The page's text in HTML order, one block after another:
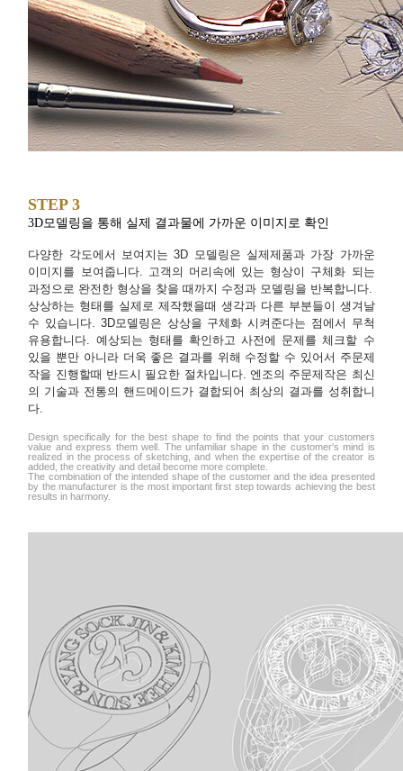
STEP 3
3D모델링을 통해 실제 결과물에 가까운 이미지로 확인
다양한 각도에서 보여지는 3D 모델링은 실제제품과 가장 가까운
이미지를 보여줍니다. 고객의 머리속에 있는 형상이 구체화 되는
과정으로 완전한 형상을 찾을 때까지 수정과 모델링을 반복합니다.
상상하는 형태를 실제로 제작했을때 생각과 다른 부분들이 생겨날
수 있습니다. 3D모델링은 상상을 구체화 시켜준다는 점에서 무척
유용합니다. 예상되는 형태를 확인하고 사전에 문제를 체크할 수
있을 뿐만 아니라 더욱 좋은 결과를 위해 수정할 수 있어서 주문제
작을 진행할때 반드시 필요한 절차입니다. 엔조의 주문제작은 최신
의 기술과 전통의 핸드메이드가 결합되어 최상의 결과를 성취합니
다.
Design specifically for the best shape to find the points that your customers
value and express them well. The unfamiliar shape in the customer's mind is
realized in the process of sketching, and when the expertise of the creator is
added, the creativity and detail become more complete.
The combination of the intended shape of the customer and the idea presented
by the manufacturer is the most important first step towards achieving the best
results in harmony.